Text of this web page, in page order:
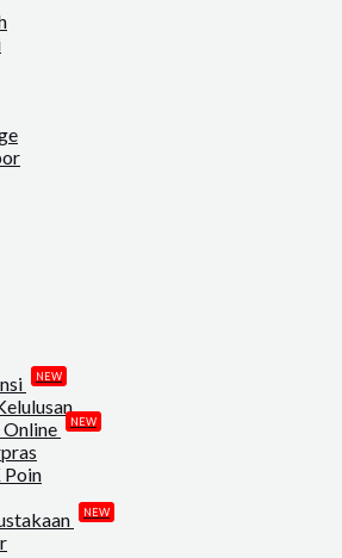
NEW
NEW
Poin
NEW